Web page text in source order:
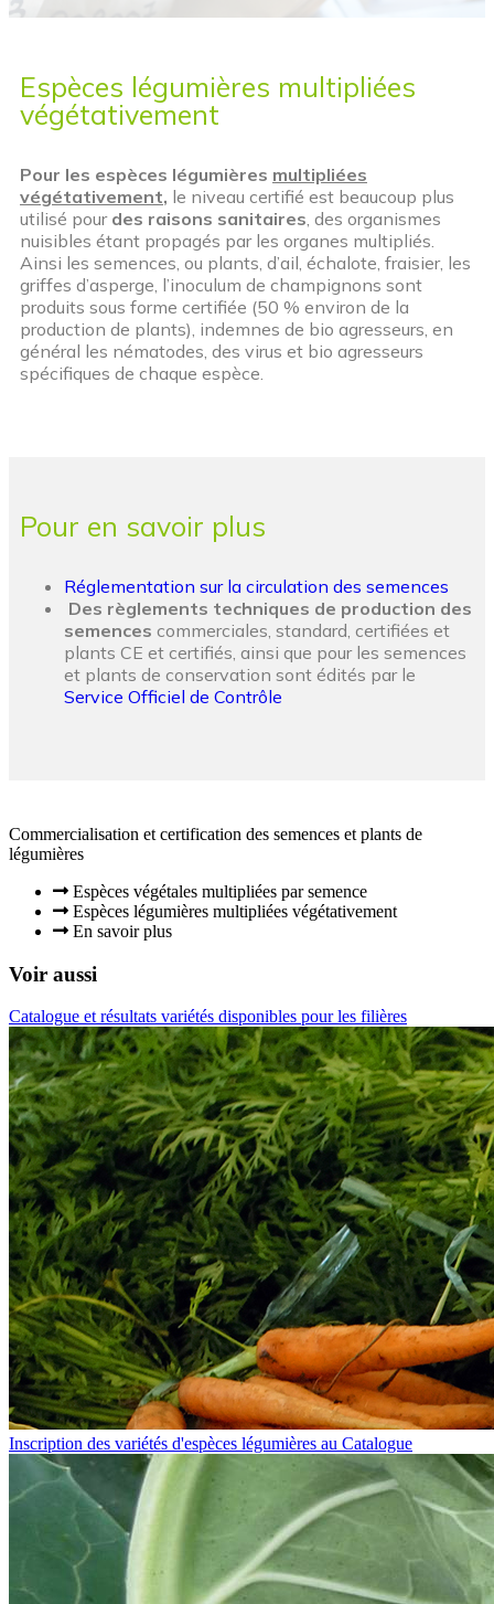
Espèces légumières multipliées
végétativement
Pour les espèces légumières multipliées
végétativement, le niveau certifié est beaucoup plus
utilisé pour des raisons sanitaires , des organismes
nuisibles étant propagés par les organes multipliés.
Ainsi les semences, ou plants, d’ail, échalote, fraisier, les
griffes d’asperge, l’inoculum de champignons sont
produits sous forme certifiée (50 % environ de la
production de plants), indemnes de bio agresseurs, en
général les nématodes, des virus et bio agresseurs
spécifiques de chaque espèce.
Pour en savoir plus
Réglementation sur la circulation des semences
Des règlements techniques de production des
semences commerciales, standard, certifiées et
plants CE et certifiés, ainsi que pour les semences
et plants de conservation sont édités par le
Service Officiel de Contrôle
Commercialisation et certification des semences et plants de
légumières
Espèces végétales multipliées par semence
Espèces légumières multipliées végétativement
En savoir plus
Voir aussi
Catalogue et résultats variétés disponibles pour les filières
Inscription des variétés d'espèces légumières au Catalogue